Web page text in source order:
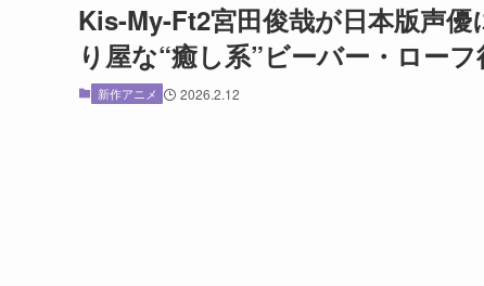
Kis-My-Ft2宮田俊哉が日本版声
り屋な“癒し系”ビーバー・ローフ
新作アニメ 2026.2.12